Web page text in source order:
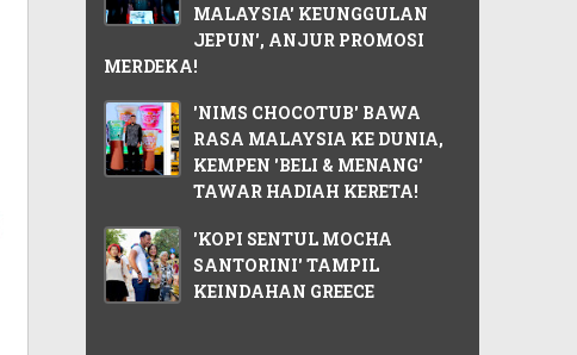
MALAYSIA' KEUNGGULAN
JEPUN', ANJUR PROMOSI
MERDEKA!
'NIMS CHOCOTUB' BAWA
RASA MALAYSIA KE DUNIA,
KEMPEN 'BELI & MENANG'
TAWAR HADIAH KERETA!
'KOPI SENTUL MOCHA
SANTORINI' TAMPIL
KEINDAHAN GREECE